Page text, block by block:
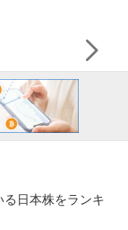
日本株をランキ